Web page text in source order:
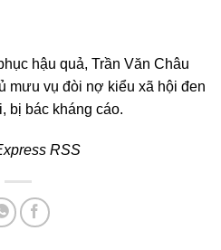
hậu quả, Trần Văn Châu
mưu vụ đòi nợ kiểu xã hội đen
bị bác kháng cáo.
RSS